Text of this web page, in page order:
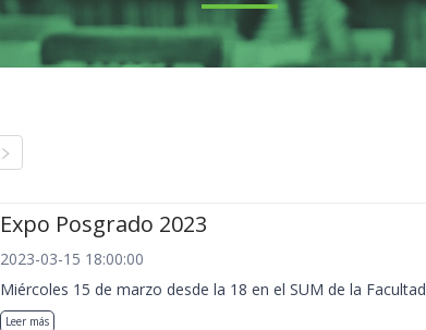
Expo Posgrado 2023
2023-03-15 18:00:00
Miércoles 15 de marzo desde la 18 en el SUM de la Facultad
Leer más